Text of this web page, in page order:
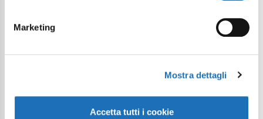
Marketing
Mostra dettagli
Accetta tutti i cookie